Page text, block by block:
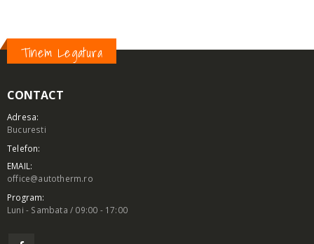
Tinem Legatura
CONTACT
Adresa:
Bucuresti
Telefon:
EMAIL:
office@autotherm.ro
Program:
Luni - Sambata / 09:00 - 17:00